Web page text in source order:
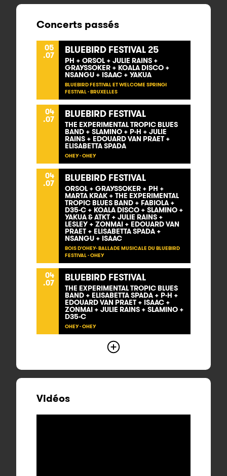
Concerts passés
05
.07 BLUEBIRD FESTIVAL 25
PH + ORSOL + JULIE RAINS +
GRAYSSOKER + KOALA DISCO +
NSANGU + ISAAC + YAKUA
BLUEBIRD FESTIVAL ET WELCOME SPRING!
FESTIVAL - BRUXELLES
04
.07 BLUEBIRD FESTIVAL
THE EXPERIMENTAL TROPIC BLUES
BAND + SLAMINO + P-H + JULIE
RAINS + EDOUARD VAN PRAET +
ELISABETTA SPADA
OHEY - OHEY
04
.07 BLUEBIRD FESTIVAL
ORSOL + GRAYSSOKER + PH +
MARTA KRAK + THE EXPERIMENTAL
TROPIC BLUES BAND + FABIOLA +
D35-C + KOALA DISCO + SLAMINO +
YAKUA & ATKT + JULIE RAINS +
LESLEY + ZONMAI + EDOUARD VAN
PRAET + ELISABETTA SPADA +
NSANGU + ISAAC
BOIS D'OHEY- BALLADE MUSICALE DU BLUEBIRD
FESTIVAL - OHEY
04
.07 BLUEBIRD FESTIVAL
THE EXPERIMENTAL TROPIC BLUES
BAND + ELISABETTA SPADA + P-H +
EDOUARD VAN PRAET + ISAAC +
ZONMAI + JULIE RAINS + SLAMINO +
D35-C
OHEY - OHEY
Vidéos